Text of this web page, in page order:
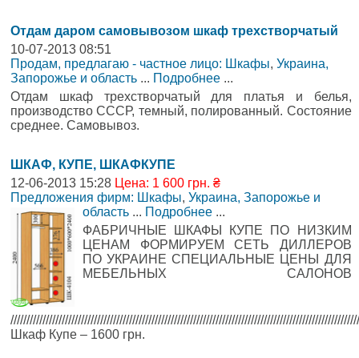
Отдам даром самовывозом шкаф трехстворчатый
10-07-2013 08:51
Продам, предлагаю - частное лицо: Шкафы, Украина,
Запорожье и область ... Подробнее ...
Отдам шкаф трехстворчатый для платья и белья,
производство СССР, темный, полированный. Состояние
среднее. Самовывоз.
ШКАФ, КУПЕ, ШКАФКУПЕ
12-06-2013 15:28 Цена: 1 600 грн. ₴
Предложения фирм: Шкафы, Украина, Запорожье и
область ... Подробнее ...
ФАБРИЧНЫЕ ШКАФЫ КУПЕ ПО НИЗКИМ
ЦЕНАМ ФОРМИРУЕМ СЕТЬ ДИЛЛЕРОВ
ПО УКРАИНЕ СПЕЦИАЛЬНЫЕ ЦЕНЫ ДЛЯ
МЕБЕЛЬНЫХ САЛОНОВ
Шкаф Купе – 1600 грн.